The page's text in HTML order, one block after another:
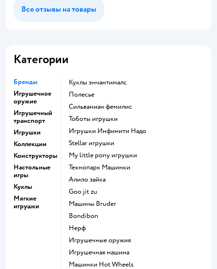
Все отзывы на товары
Категории
Бренды
Игрушечное
оружие
Игрушечный
транспорт
Игрушки
Коллекции
Конструкторы
Настольные
игры
Куклы
Мягкие
игрушки
Куклы энчантималс
Полесье
Сильваниан фемилис
Тоботы игрушки
Игрушки Инфинити Надо
Stellar игрушки
my little pony игрушки
Технопарк Машинки
Алило зайка
Goo jit zu
Машины Bruder
Bondibon
Нерф
Игрушечные оружия
Игрушечная машина
Машинки Hot Wheels